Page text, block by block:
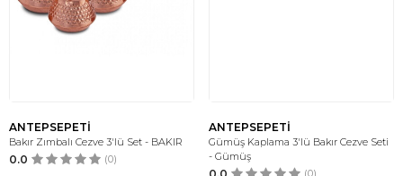
ANTEPSEPETİ
Bakır Zımbalı Cezve 3'lü Set - BAKIR
0.0 (0)
ANTEPSEPETİ
Gümüş Kaplama 3'lü Bakır Cezve Seti
- Gümüş
(0)